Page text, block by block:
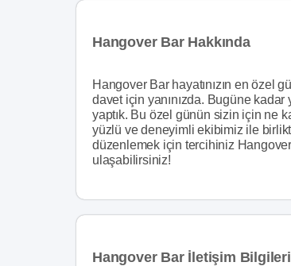
Hangover Bar Hakkında
Hangover Bar hayatınızın en özel
davet için yanınızda. Bugüne
yaptık. Bu özel günün sizin için ne
yüzlü ve deneyimli ekibimiz ile
düzenlemek için tercihiniz
ulaşabilirsiniz!
Hangover Bar İletişim Bilgileri